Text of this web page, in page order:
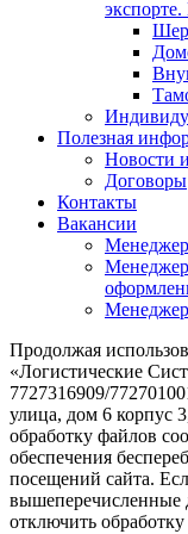
Полезная
Новости
Договоры
Контакты
Вакансии
Менеджер
Продолжая
«Логистические
7727316909/
улица, дом 6 корпус
обработку файлов
обеспечения
посещений сайта.
вышеперечисленные
отключить